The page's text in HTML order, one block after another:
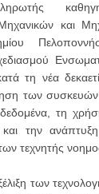
και
τη νέα
των
τη
την
τεχνητής
των